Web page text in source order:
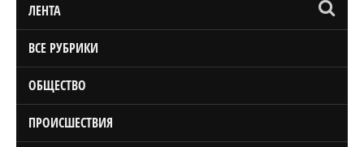
ЛЕНТА
ВСЕ РУБРИКИ
ОБЩЕСТВО
ПРОИСШЕСТВИЯ